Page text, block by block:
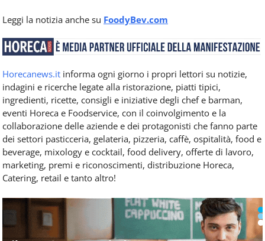
Leggi la notizia anche su FoodyBev.com
Horecanews.it informa ogni giorno i propri lettori su notizie,
indagini e ricerche legate alla ristorazione, piatti tipici,
ingredienti, ricette, consigli e iniziative degli chef e barman,
eventi Horeca e Foodservice, con il coinvolgimento e la
collaborazione delle aziende e dei protagonisti che fanno parte
dei settori pasticceria, gelateria, pizzeria, caffè, ospitalità, food e
beverage, mixology e cocktail, food delivery, offerte di lavoro,
marketing, premi e riconoscimenti, distribuzione Horeca,
Catering, retail e tanto altro!